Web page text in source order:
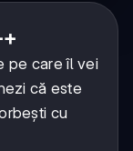
pe care îl vei
că este
cu